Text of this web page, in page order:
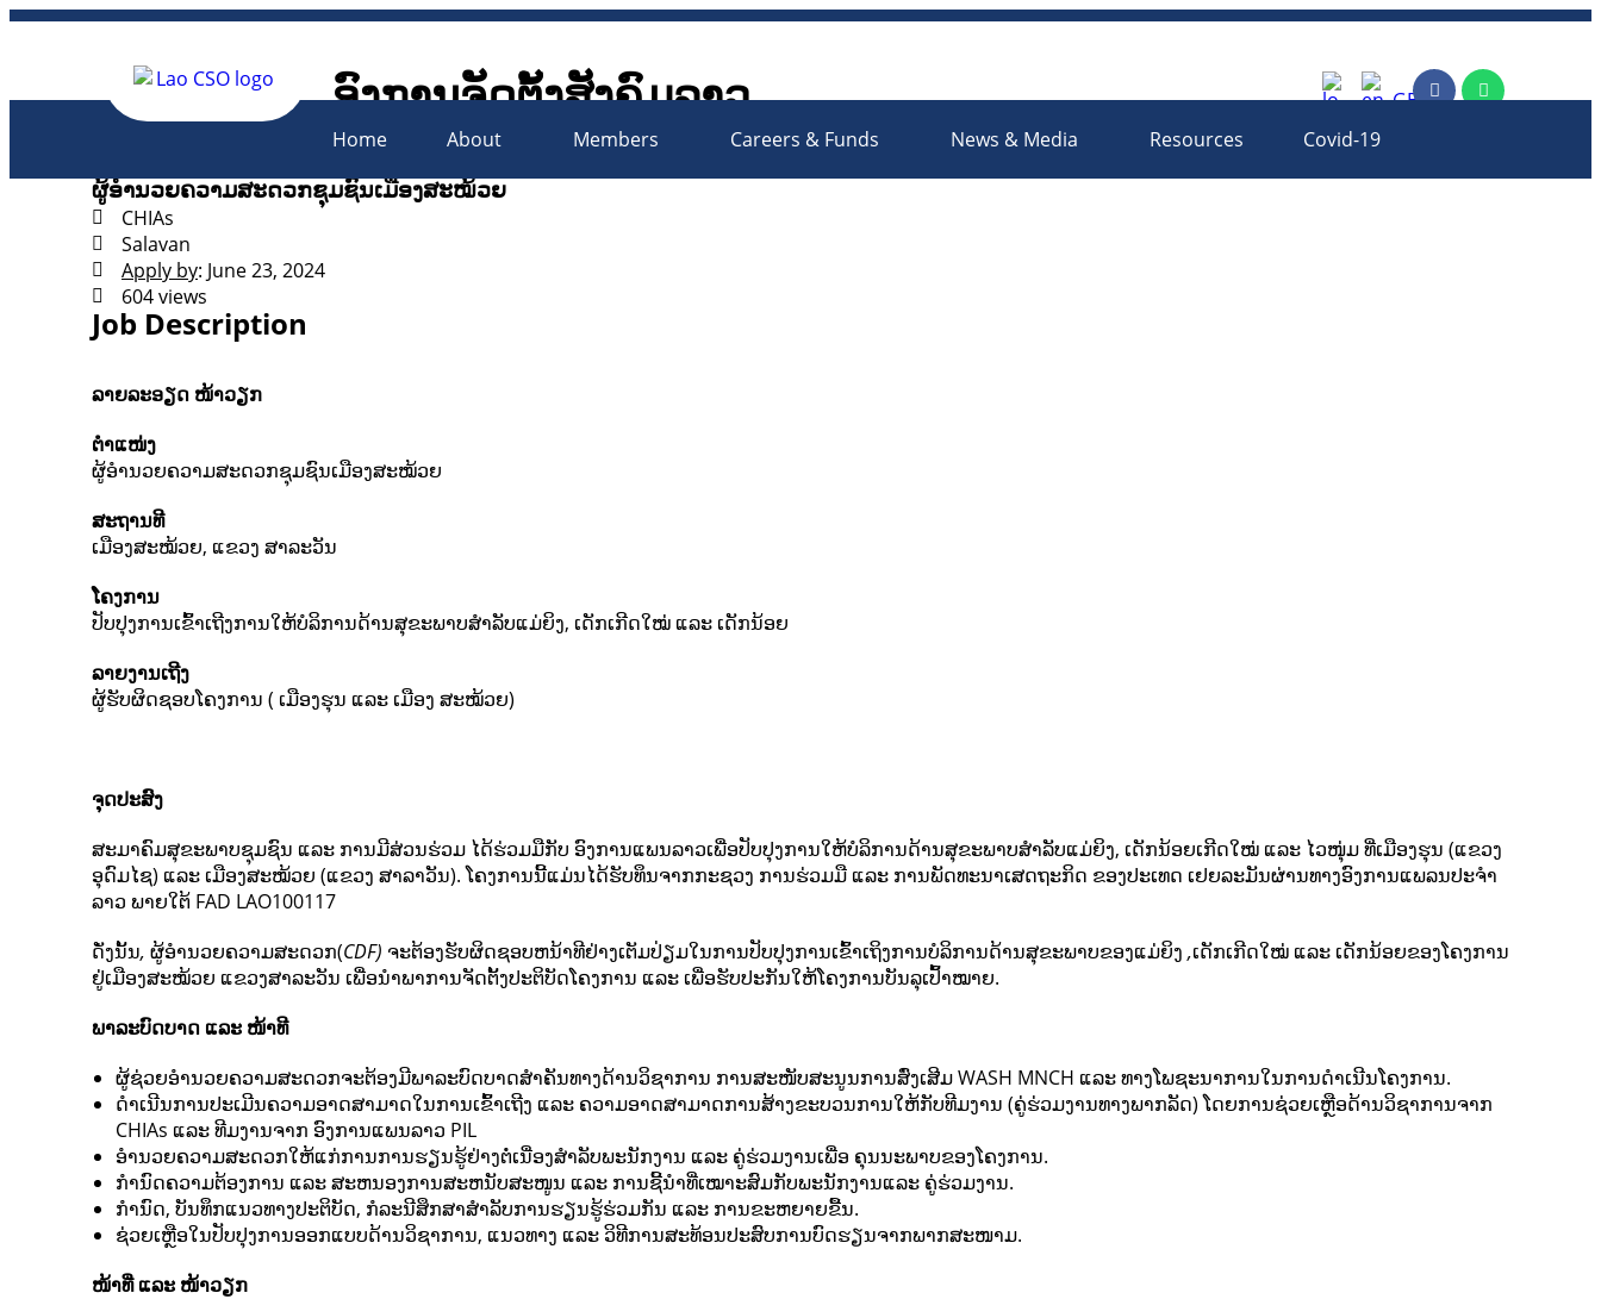
ອົງການຈັດຕັ້ງສັງຄົມລາວ
Lao Civil Society Organizations Platform
Home About Members Careers & Funds News & Media Resources Covid-19
ຜູ້ອຳນວຍຄວາມສະດວກຊຸມຊົນເມືອງສະໝ້ວຍ
CHIAs
Salavan
Apply by: June 23, 2024
604 views
Job Description
ລາຍລະອຽດ ໜ້າວຽກ
ຕຳແໜ່ງ
ຜູ້ອຳນວຍຄວາມສະດວກຊຸມຊົນເມືອງສະໝ້ວຍ
ສະຖານທີ
ເມືອງສະໝ້ວຍ, ແຂວງ ສາລະວັນ
ໂຄງການ
ປັບປຸງການເຂົ້າເຖີງການໃຫ້ບໍລິການດ້ານສຸຂະພາບສຳລັບແມ່ຍິງ, ເດັກເກີດໃໝ່ ແລະ ເດັກນ້ອຍ
ລາຍງານເຖີງ
ຜູ້ຮັບຜິດຊອບໂຄງການ ( ເມືອງຮຸນ ແລະ ເມືອງ ສະໝ້ວຍ)
ຈຸດປະສົງ
ສະມາຄົມສຸຂະພາບຊຸມຊົນ ແລະ ການມີສ່ວນຮ່ວມ ໄດ້ຮ່ວມມືກັບ ອົງການແພນລາວເພື່ອປັບປຸງການໃຫ້ບໍລິການດ້ານສຸຂະພາບສຳລັບແມ່ຍິງ, ເດັກນ້ອຍເກີດໃໝ່ ແລະ ໄວໜຸ່ມ ທີ່ເມືອງຮຸນ (ແຂວງ
ອຸດົມໄຊ) ແລະ ເມືອງສະໝ້ວຍ (ແຂວງ ສາລາວັນ). ໂຄງການນີ້ແມ່ນໄດ້ຮັບທຶນຈາກກະຊວງ ການຮ່ວມມື ແລະ ການພັດທະນາເສດຖະກິດ ຂອງປະເທດ ເຢຍລະມັນຜ່ານທາງອົງການແພລນປະຈຳ
ລາວ ພາຍໃຕ້ FAD LAO100117
ດັ່ງນັ້ນ, ຜູ້ອຳນວຍຄວາມສະດວກ(CDF) ຈະຕ້ອງຮັບຜິດຊອບຫນ້າທີຢ່າງເຕັມປ່ຽມໃນການປັບປຸງການເຂົ້າເຖິງການບໍລິການດ້ານສຸຂະພາບຂອງແມ່ຍິງ ,ເດັກເກີດໃໝ່ ແລະ ເດັກນ້ອຍຂອງໂຄງການ
ຢູ່ເມືອງສະໝ້ວຍ ແຂວງສາລະວັນ ເພື່ອນໍາພາການຈັດຕັ້ງປະຕິບັດໂຄງການ ແລະ ເພື່ອຮັບປະກັນໃຫ້ໂຄງການບັນລຸເປົ້້າໝາຍ.
ພາລະບົດບາດ ແລະ ໜ້າທີ
ຜູ້ຊ່ວຍອຳນວຍຄວາມສະດວກຈະຕ້ອງມີພາລະບົດບາດສຳຄັນທາງດ້ານວິຊາການ ການສະໜັບສະນູນການສົ່ງເສີມ WASH MNCH ແລະ ທາງໂພຊະນາການໃນການດຳເນີນໂຄງການ.
ດຳເນີນການປະເມີນຄວາມອາດສາມາດໃນການເຂົ້າເຖີງ ແລະ ຄວາມອາດສາມາດການສ້າງຂະບວນການໃຫ້ກັບທີມງານ (ຄູ່ຮ່ວມງານທາງພາກລັດ) ໂດຍການຊ່ວຍເຫຼືອດ້ານວິຊາການຈາກ
CHIAs ແລະ ທີມງານຈາກ ອົງການແພນລາວ PIL
ອໍານວຍຄວາມສະດວກໃຫ້ແກ່ການການຮຽນຮູ້ຢ່າງຕໍ່ເນື່ອງສໍາລັບພະນັກງານ ແລະ ຄູ່ຮ່ວມງານເພື່ອ ຄຸນນະພາບຂອງໂຄງການ.
ກໍານົດຄວາມຕ້ອງການ ແລະ ສະຫນອງການສະຫນັບສະໜູນ ແລະ ການຊີ້ນໍາທີ່ເໝາະສົມກັບພະນັກງານແລະ ຄູ່ຮ່ວມງານ.
ກໍານົດ, ບັນທຶກແນວທາງປະຕິບັດ, ກໍລະນີສຶກສາສໍາລັບການຮຽນຮູ້ຮ່ວມກັນ ແລະ ການຂະຫຍາຍຂື້ນ.
ຊ່ວຍເຫຼືອໃນປັບປຸງການອອກແບບດ້ານວິຊາການ, ແນວທາງ ແລະ ວິທີການສະທ້ອນປະສົບການບົດຮຽນຈາກພາກສະໜາມ.
ໜ້າທີ່ ແລະ ໜ້າວຽກ